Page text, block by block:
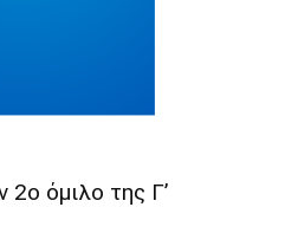
όμιλο της Γ’